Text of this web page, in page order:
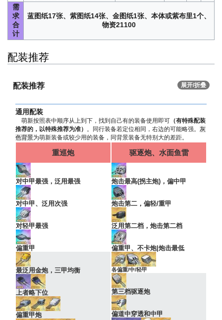
需
求
合
计
蓝图纸17张、紫图纸14张、金图纸1张、本体或紫布里1个、
物资21100
配装推荐
配装推荐 展开/折叠
通用配装
萌新按照表中顺序从上到下，找到自己有的装备使用即可（有特殊配装
推荐的，以特殊推荐为准） 。同行装备若定位相同，右边的可能略强。 灰
色背景为萌新装备或较少用的装备，同背景装备无特别大的差距。
重巡炮
对中甲最强，泛用最强
对中甲、泛用次强
对轻甲最强
偏重甲
最泛用金炮，三甲均衡
上者略下位
偏重甲炮
驱逐炮、水面鱼雷
炮击最高(拐主炮)，偏中甲
炮击第二，偏轻/重甲
泛用第二档，炮击第二档
偏重甲、不卡炮|炮击最低
各偏重/中/轻甲
第三档驱逐炮
偏道中穿透和中甲